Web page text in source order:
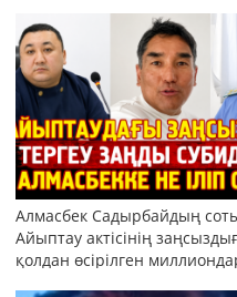
Алмасбек Садырбайдың
Айыптау актісінің
қолдан өсірілген